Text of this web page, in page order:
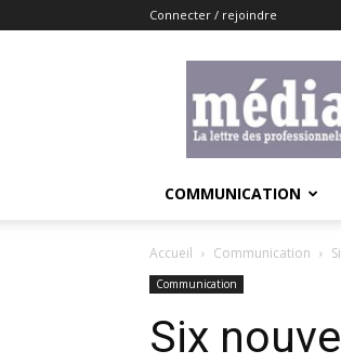
Connecter / rejoindre
COMMUNICATION
Accueil Communication
Communication
Six